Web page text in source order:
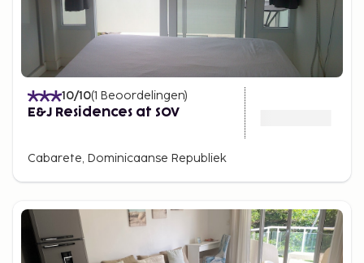
10/10(1 Beoordelingen)
E&J Residences at SOV
Cabarete, Dominicaanse Republiek